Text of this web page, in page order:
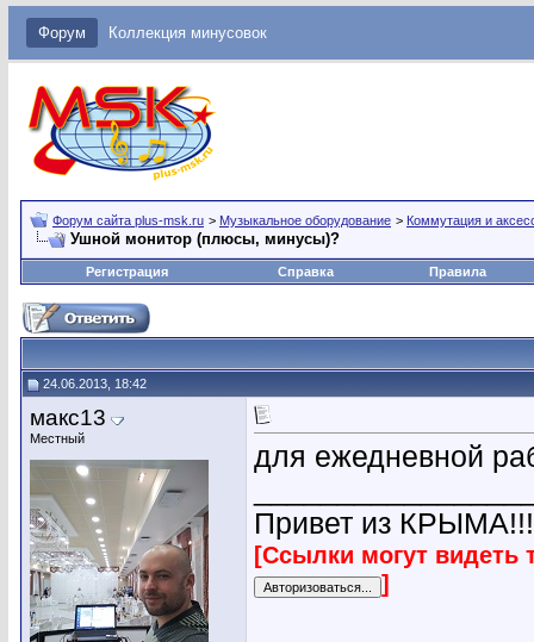
Форум Коллекция минусовок
Форум сайта plus-msk.ru > Музыкальное оборудование > Коммутация и
Ушной монитор (плюсы, минусы)?
Регистрация Справка Правила
24.06.2013, 18:42
макс13
Местный
для ежедневной
Привет из КРЫМА!!!
[Ссылки могут видеть
]